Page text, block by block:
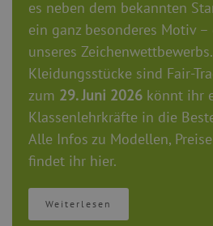
es neben dem bekannten
ein ganz besonderes Motiv
unseres
Kleidungsstücke sind Fair-
zum 29. Juni 2026 könnt ihr
Klassenlehrkräfte in die
Alle Infos zu Modellen,
findet ihr hier.
Weiterlesen